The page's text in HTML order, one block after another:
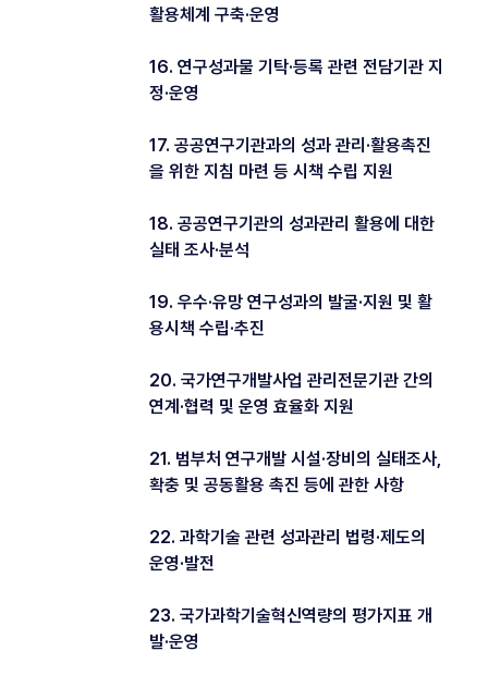
활용체계 구축·운영
16. 연구성과물 기탁·등록 관련 전담기관 지
정·운영
17. 공공연구기관과의 성과 관리·활용촉진
을 위한 지침 마련 등 시책 수립 지원
18. 공공연구기관의 성과관리 활용에 대한
실태 조사·분석
19. 우수·유망 연구성과의 발굴·지원 및 활
용시책 수립·추진
20. 국가연구개발사업 관리전문기관 간의
연계·협력 및 운영 효율화 지원
21. 범부처 연구개발 시설·장비의 실태조사,
확충 및 공동활용 촉진 등에 관한 사항
22. 과학기술 관련 성과관리 법령·제도의
운영·발전
23. 국가과학기술혁신역량의 평가지표 개
발·운영